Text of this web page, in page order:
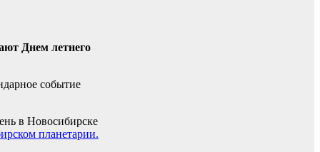
Днем летнего
событие
в Новосибирске
планетарии.